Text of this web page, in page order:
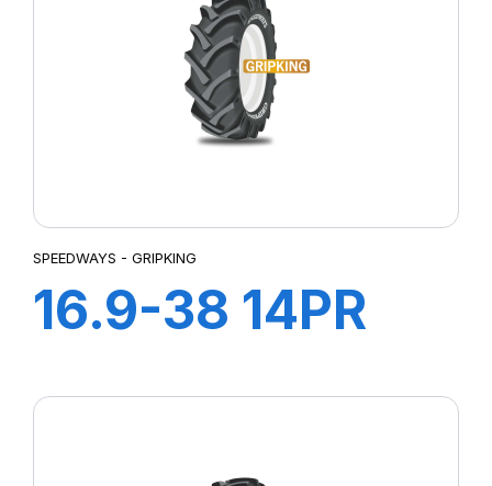
SPEEDWAYS - GRIPKING
16.9-38 14PR